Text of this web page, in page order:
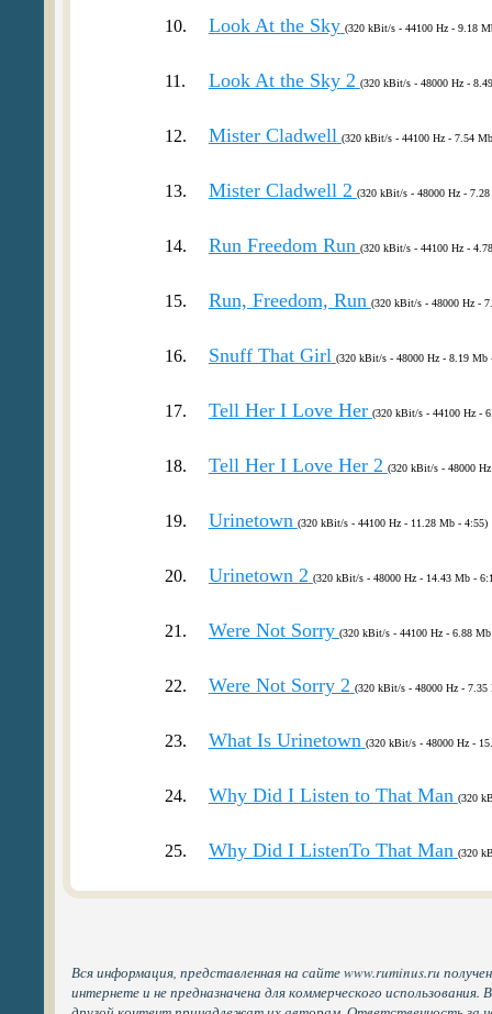
10. Look At the Sky (320 kBit/s - 44100 Hz - 9.18
11. Look At the Sky 2 (320 kBit/s - 48000 Hz -
12. Mister Cladwell (320 kBit/s - 44100 Hz - 7.54
13. Mister Cladwell 2 (320 kBit/s - 48000 Hz -
14. Run Freedom Run (320 kBit/s - 44100 Hz -
15. Run, Freedom, Run (320 kBit/s - 48000 Hz -
16. Snuff That Girl (320 kBit/s - 48000 Hz - 8.19 Mb
17. Tell Her I Love Her (320 kBit/s - 44100 Hz -
18. Tell Her I Love Her 2 (320 kBit/s - 48000
19. Urinetown (320 kBit/s - 44100 Hz - 11.28 Mb - 4:55)
20. Urinetown 2 (320 kBit/s - 48000 Hz - 14.43 Mb -
21. Were Not Sorry (320 kBit/s - 44100 Hz - 6.88
22. Were Not Sorry 2 (320 kBit/s - 48000 Hz - 7.35
23. What Is Urinetown (320 kBit/s - 48000 Hz -
24. Why Did I Listen to That Man (320
25. Why Did I ListenTo That Man (320
Вся информация, представленная на сайте www.ruminus.ru
интернете и не предназначена для коммерческого